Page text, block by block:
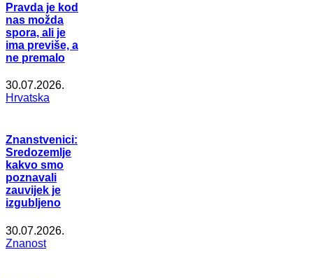
Pravda je kod
nas možda
spora, ali je
ima previše, a
ne premalo
30.07.2026.
Hrvatska
Znanstvenici:
Sredozemlje
kakvo smo
poznavali
zauvijek je
izgubljeno
30.07.2026.
Znanost